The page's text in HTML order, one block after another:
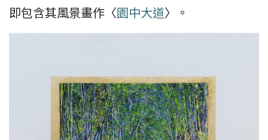
即包含其風景畫作〈園中大道〉。